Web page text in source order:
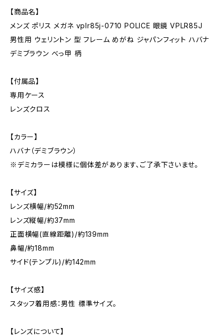
【商品名】
メンズ ポリス メガネ vplr85j-0710 POLICE 眼鏡 VPLR85J
男性用 ウェリントン 型 フレーム めがね ジャパンフィット ハバナ
デミブラウン べっ甲 柄
【付属品】
専用ケース
レンズクロス
【カラー】
ハバナ（デミブラウン）
※デミカラーは模様に個体差があります、ご了承下さいませ。
【サイズ】
レンズ横幅/約52mm
レンズ縦幅/約37mm
正面横幅(直線距離)/約139mm
鼻幅/約18mm
サイド(テンプル)/約142mm
【サイズ感】
スタッフ着用感：男性 標準サイズ。
【レンズについて】